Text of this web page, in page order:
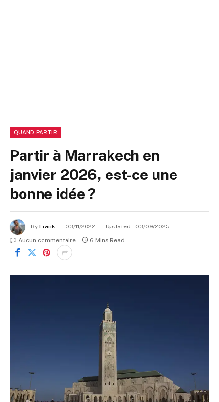
QUAND PARTIR
Partir à Marrakech en
janvier 2026, est-ce une
bonne idée ?
By Frank 03/11/2022 Updated:
03/09/2025
Aucun commentaire
6 Mins Read